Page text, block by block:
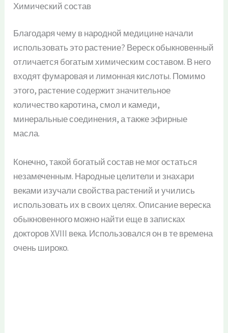
Химический состав
Благодаря чему в народной медицине начали
использовать это растение? Вереск обыкновенный
отличается богатым химическим составом. В него
входят фумаровая и лимонная кислоты. Помимо
этого, растение содержит значительное
количество каротина, смол и камеди,
минеральные соединения, а также эфирные
масла.
Конечно, такой богатый состав не мог остаться
незамеченным. Народные целители и знахари
веками изучали свойства растений и учились
использовать их в своих целях. Описание вереска
обыкновенного можно найти еще в записках
докторов XVIII века. Использовался он в те времена
очень широко.